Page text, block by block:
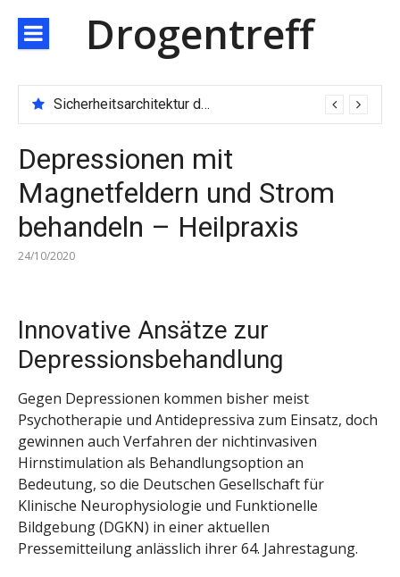
zum
Inhalt
Drogentreff
Sicherheitsarchitektur der nächsten Generation: JARXE kombiniert Multi-Wallet und MPC als Schutzschild für digitales Vertrauen
Depressionen mit
Magnetfeldern und Strom
behandeln – Heilpraxis
24/10/2020
Innovative Ansätze zur
Depressionsbehandlung
Gegen Depressionen kommen bisher meist
Psychotherapie und Antidepressiva zum Einsatz, doch
gewinnen auch Verfahren der nichtinvasiven
Hirnstimulation als Behandlungsoption an
Bedeutung, so die Deutschen Gesellschaft für
Klinische Neurophysiologie und Funktionelle
Bildgebung (DGKN) in einer aktuellen
Pressemitteilung anlässlich ihrer 64. Jahrestagung.